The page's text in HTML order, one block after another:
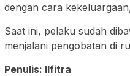
dengan cara
Saat ini, pelaku sudah
menjalani pengobatan di
Penulis: Ilfitra